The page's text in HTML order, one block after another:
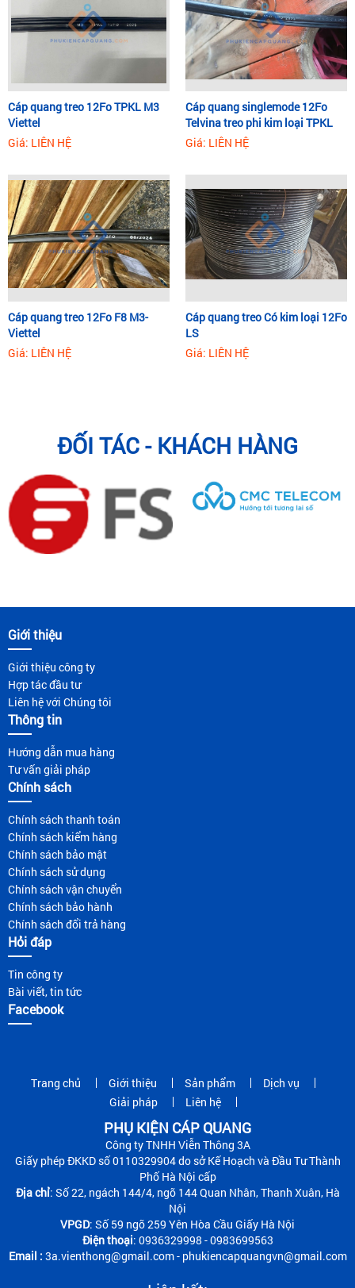
Cáp quang treo 12Fo TPKL M3
Viettel
Giá: LIÊN HỆ
Cáp quang singlemode 12Fo
Telvina treo phi kim loại TPKL
Giá: LIÊN HỆ
Cáp quang treo 12Fo F8 M3-
Viettel
Giá: LIÊN HỆ
Cáp quang treo Có kim loại 12Fo
LS
Giá: LIÊN HỆ
ĐỐI TÁC - KHÁCH HÀNG
Giới thiệu
Giới thiệu công ty
Hợp tác đầu tư
Liên hệ với Chúng tôi
Thông tin
Hướng dẫn mua hàng
Tư vấn giải pháp
Chính sách
Chính sách thanh toán
Chính sách kiểm hàng
Chính sách bảo mật
Chính sách sử dụng
Chính sách vận chuyển
Chính sách bảo hành
Chính sách đổi trả hàng
Hỏi đáp
Tin công ty
Bài viết, tin tức
Facebook
Trang chủ Giới thiệu Sản phẩm
Dịch vụ
Giải pháp
Liên hệ
PHỤ KIỆN CÁP QUANG
Công ty TNHH Viễn Thông 3A
Giấy phép ĐKKD số 0110329904 do sở Kế Hoạch và Đầu Tư Thành
Phố Hà Nội cấp
Địa chỉ: Số 22, ngách 144/4, ngõ 144 Quan Nhân, Thanh Xuân, Hà
Nội
VPGD: Số 59 ngõ 259 Yên Hòa Cầu Giấy Hà Nội
Điện thoại: 0936329998 - 0983699563
Email : 3a.vienthong@gmail.com - phukiencapquangvn@gmail.com